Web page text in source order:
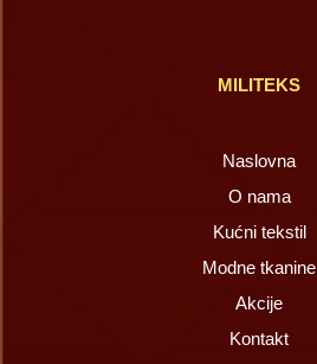
MILITEKS
Naslovna
O nama
Kućni tekstil
Modne tkanine
Akcije
Kontakt